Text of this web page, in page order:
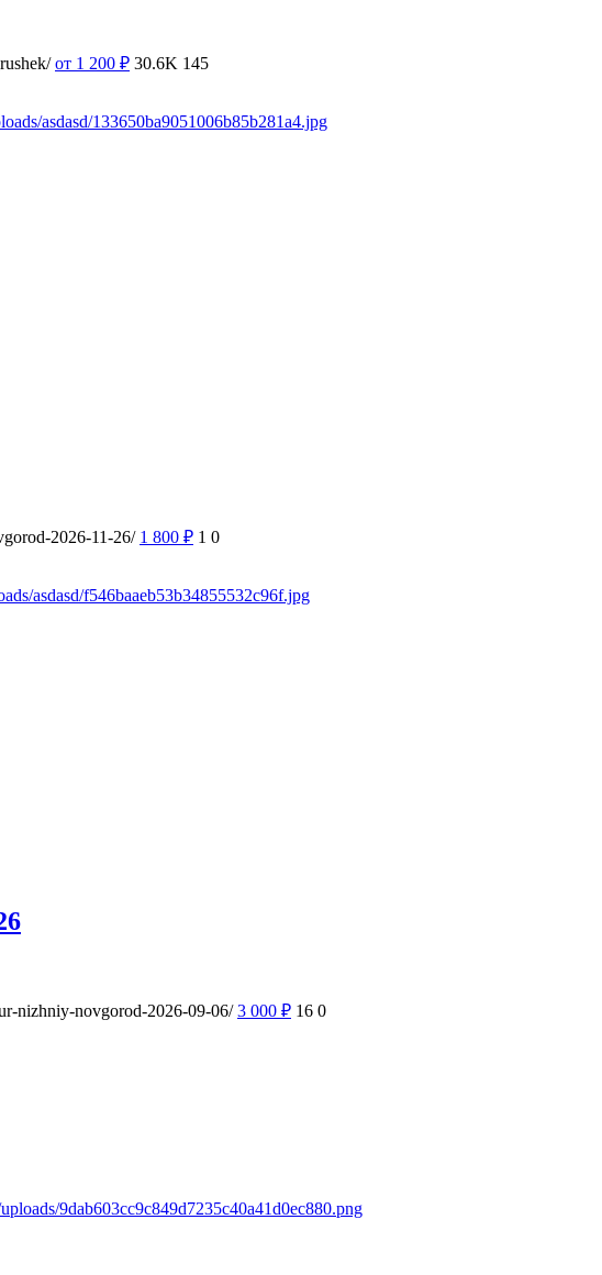
от 1 200 ₽ 30.6K 145
asdasd/133650ba9051006b85b281a4.jpg
2026-11-26/ 1 800 ₽ 1 0
asdasd/f546baaeb53b34855532c96f.jpg
nizhniy-novgorod-2026-09-06/ 3 000 ₽ 16 0
9dab603cc9c849d7235c40a41d0ec880.png